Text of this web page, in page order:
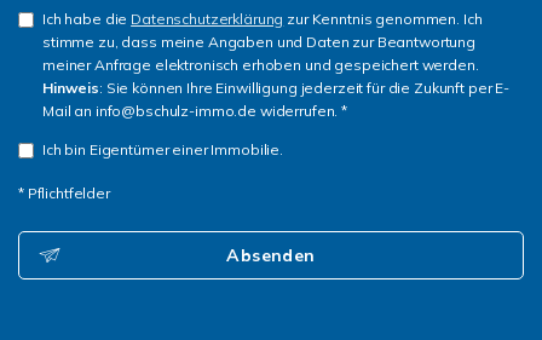
Ich habe die Datenschutzerklärung zur Kenntnis genommen. Ich
stimme zu, dass meine Angaben und Daten zur Beantwortung
meiner Anfrage elektronisch erhoben und gespeichert werden.
Hinweis: Sie können Ihre Einwilligung jederzeit für die Zukunft per E-
Mail an info@bschulz-immo.de widerrufen. *
Ich bin Eigentümer einer Immobilie.
* Pflichtfelder
Absenden